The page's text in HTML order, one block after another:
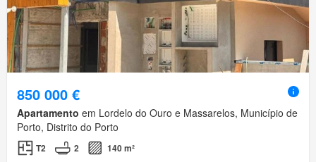
850 000 €
Apartamento em Lordelo do Ouro e Massarelos, Município de
Porto, Distrito do Porto
T2 2 140 m²